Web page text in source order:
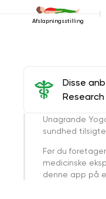
Afslapningsstilling
Disse
Unagrande
sundhed
Før du
medicinske
denne app på